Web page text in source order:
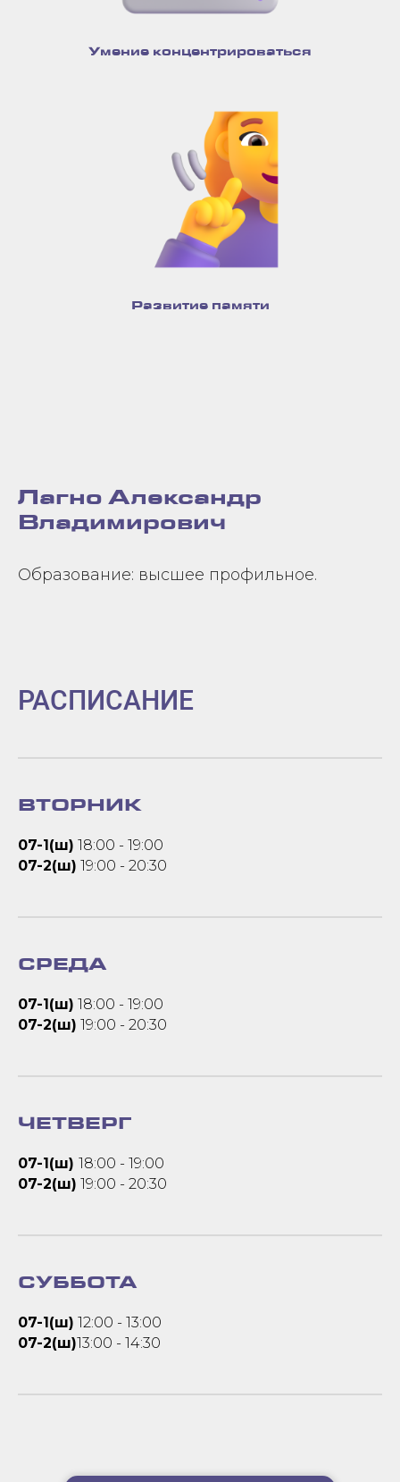
Умение концентрироваться
Развитие памяти
Лагно Александр
Владимирович
Образование: высшее профильное.
РАСПИСАНИЕ
ВТОРНИК
07-1(ш) 18:00 - 19:00
07-2(ш) 19:00 - 20:30
СРЕДА
07-1(ш) 18:00 - 19:00
07-2(ш) 19:00 - 20:30
ЧЕТВЕРГ
07-1(ш) 18:00 - 19:00
07-2(ш) 19:00 - 20:30
СУББОТА
07-1(ш) 12:00 - 13:00
07-2(ш)13:00 - 14:30